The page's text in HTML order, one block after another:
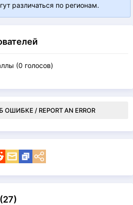
различаться по регионам.
(0 голосов)
/ REPORT AN ERROR